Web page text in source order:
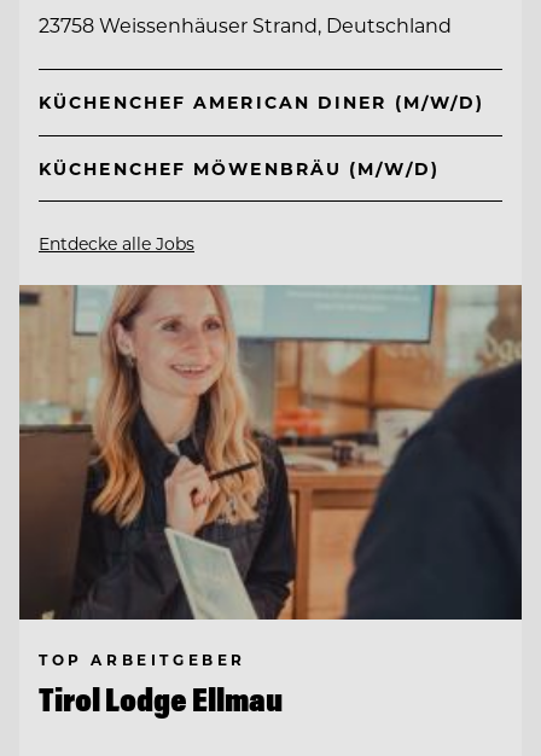
23758 Weissenhäuser Strand, Deutschland
KÜCHENCHEF AMERICAN DINER (M/W/D)
KÜCHENCHEF MÖWENBRÄU (M/W/D)
Entdecke alle Jobs
TOP ARBEITGEBER
Tirol Lodge Ellmau